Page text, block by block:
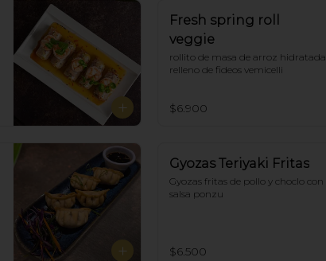
Fresh spring roll
veggie
rollito de masa de arroz hidratada
relleno de fideos vemicelli
$6.900
Gyozas Teriyaki Fritas
Gyozas fritas de pollo y choclo con
salsa ponzu
$6.500